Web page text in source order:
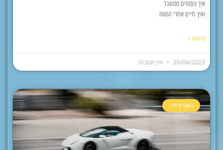
איך צומחים ממשבר
ואיך חיים אחרי המוות
קרא עוד »
26/04/2023 אין תגובות
באמונתו יחיה